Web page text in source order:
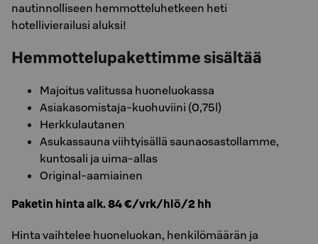
nautinnolliseen hemmotteluhetkeen heti
hotellivierailusi aluksi!
Hemmottelupakettimme sisältää
Majoitus valitussa huoneluokassa
Asiakasomistaja-kuohuviini (0,75l)
Herkkulautanen
Asukassauna viihtyisällä saunaosastollamme,
kuntosali ja uima-allas
Original-aamiainen
Paketin hinta alk. 84 €/vrk/hlö/2 hh
Hinta vaihtelee huoneluokan, henkilömäärän ja